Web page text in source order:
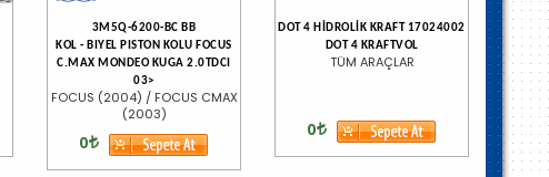
3M5Q-6200-BC BB
KOL - BIYEL PISTON KOLU FOCUS
C.MAX MONDEO KUGA 2.0TDCI
03>
FOCUS (2004) / FOCUS CMAX
(2003)
0
DOT 4 HİDROLİK KRAFT 17024002
DOT 4 KRAFTVOL
TÜM ARAÇLAR
0